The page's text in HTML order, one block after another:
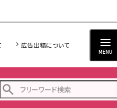
広告出稿について
MENU